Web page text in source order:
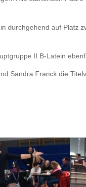
durchgehend auf Platz
II B-Latein
Sandra Franck die